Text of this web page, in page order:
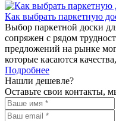
Как выбрать паркетную
Выбор паркетной доски
сопряжен с рядом
предложений на рынке
которые касаются
Подробнее
Нашли дешевле?
Оставьте свои контакты,